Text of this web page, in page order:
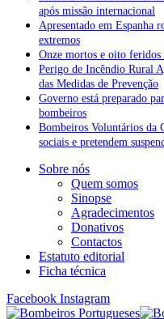
após missão internacional
Apresentado em Espanha
extremos
Onze mortos e oito
Perigo de Incêndio Rural
das Medidas de Prevenção
Governo está preparado
bombeiros
Bombeiros Voluntários da
sociais e pretendem
Sobre nós
Quem somos
Sinopse
Agradecimentos
Donativos
Contactos
Estatuto editorial
Ficha técnica
Facebook Instagram